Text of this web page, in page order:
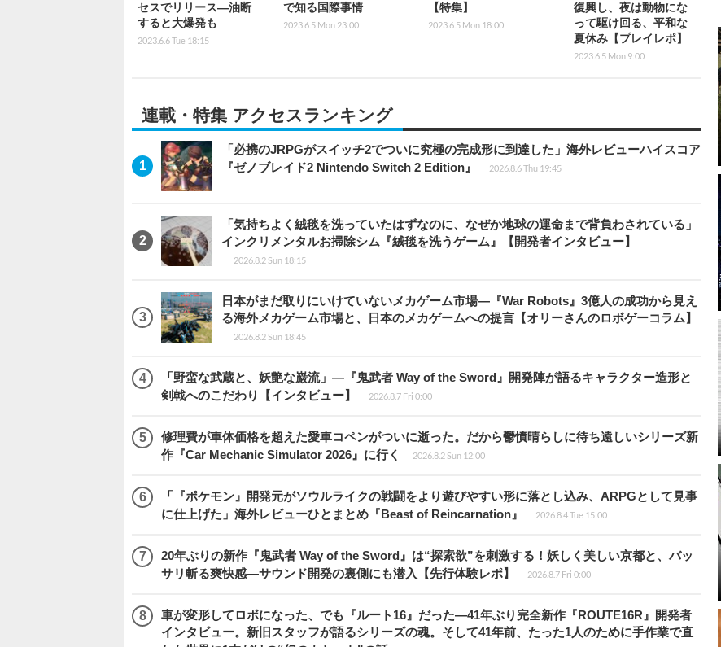
セスでリリース―油断
すると大爆発も
2023.6.6 Tue 18:15
で知る国際事情
2023.6.5 Mon 23:00
【特集】
2023.6.5 Mon 18:00
復興し、夜は動物にな
って駆け回る、平和な
夏休み【プレイレポ】
2023.6.5 Mon 9:00
連載・特集 アクセスランキング
「必携のJRPGがスイッチ2でついに究極の完成形に到達した」海外レビューハイスコア
『ゼノブレイド2 Nintendo Switch 2 Edition』
2026.8.6 Thu 19:45
「気持ちよく絨毯を洗っていたはずなのに、なぜか地球の運命まで背負わされている」
インクリメンタルお掃除シム『絨毯を洗うゲーム』【開発者インタビュー】
2026.8.2 Sun 18:15
日本がまだ取りにいけていないメカゲーム市場―『War Robots』3億人の成功から見え
る海外メカゲーム市場と、日本のメカゲームへの提言【オリーさんのロボゲーコラム】
2026.8.2 Sun 18:45
「野蛮な武蔵と、妖艶な巌流」―『鬼武者 Way of the Sword』開発陣が語るキャラクター造形と
剣戟へのこだわり【インタビュー】
2026.8.7 Fri 0:00
修理費が車体価格を超えた愛車コペンがついに逝った。だから鬱憤晴らしに待ち遠しいシリーズ新
作『Car Mechanic Simulator 2026』に行く
2026.8.2 Sun 12:00
「『ポケモン』開発元がソウルライクの戦闘をより遊びやすい形に落とし込み、ARPGとして見事
に仕上げた」海外レビューひとまとめ『Beast of Reincarnation』
2026.8.4 Tue 15:00
20年ぶりの新作『鬼武者 Way of the Sword』は“探索欲”を刺激する！妖しく美しい京都と、バッ
サリ斬る爽快感―サウンド開発の裏側にも潜入【先行体験レポ】
2026.8.7 Fri 0:00
車が変形してロボになった、でも『ルート16』だった―41年ぶり完全新作『ROUTE16R』開発者
インタビュー。新旧スタッフが語るシリーズの魂。そして41年前、たった1人のために手作業で直